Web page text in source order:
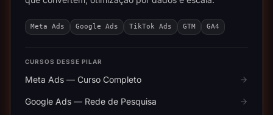
Meta Ads Google Ads TikTok Ads GTM GA4
CURSOS DESSE PILAR
Meta Ads — Curso Completo
Google Ads — Rede de Pesquisa